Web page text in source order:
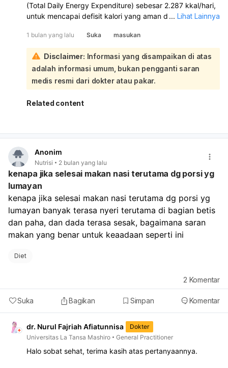
(Total Daily Energy Expenditure) sebesar 2.287 kkal/hari,
untuk mencapai defisit kalori yang aman dan efektif,
sekitar 500 kkal:
Ini berarti asupan kalori harian Anda sebaiknya sekitar
2.287 kkal - 500 kkal = 1.787 kkal. Penting untuk diingat
bahwa pengurangan kalori ini harus diimbangi dengan
pola makan sehat yang kaya sayuran, buah-buahan,
daging rendah lemak, biji-bijian, dan produk susu rendah
lemak, serta rutin berolahraga untuk mendukung
sangat disarankan untuk berkonsultasi dengan ahli gizi
... Lihat Lainnya
1 bulan yang lalu Suka masukan
Disclaimer: Informasi yang disampaikan di atas
adalah informasi umum, bukan pengganti saran
medis resmi dari dokter atau pakar.
Related content
Anonim
Nutrisi 2 bulan yang lalu
kenapa jika selesai makan nasi terutama dg porsi yg
lumayan
kenapa jika selesai makan nasi terutama dg porsi yg
lumayan banyak terasa nyeri terutama di bagian betis
dan paha, dan dada terasa sesak, bagaimana saran
makan yang benar untuk keaadaan seperti ini
Diet
Suka Bagikan Simpan Komentar
2 Komentar
dr. Nurul Fajriah Afiatunnisa
Dokter
Universitas La Tansa Mashiro
General Practitioner
Halo sobat sehat, terima kasih atas pertanyaannya.